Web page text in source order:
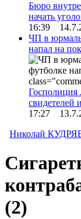
Бюро
начать
16:39
ЧП в
напал на
Госполиция
17:27
Николай
(2)